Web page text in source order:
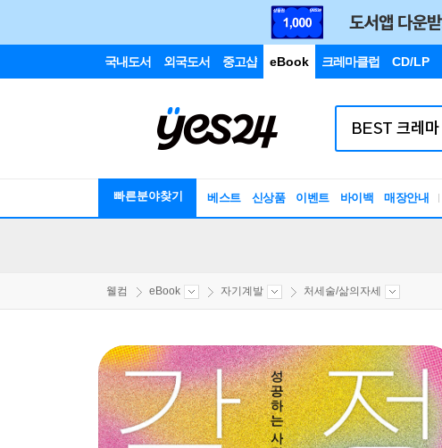
국내도서 외국도서 중고샵 eBook 크레마클럽 CD/LP
빠른분야찾기 베스트 신상품 이벤트 바이백 매장안내
웰컴 eBook 자기계발 처세술/삶의자세